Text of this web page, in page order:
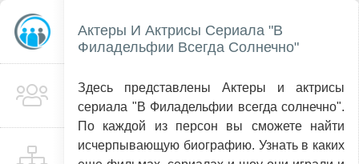
Актеры И Актрисы Сериала "В
Филадельфии Всегда Солнечно"
Здесь представлены Актеры и актрисы
сериала "В Филадельфии всегда солнечно".
По каждой из персон вы сможете найти
исчерпывающую биографию. Узнать в каких